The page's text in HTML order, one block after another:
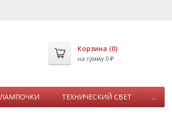
Корзина (0)
на сумму 0 ₽
ЛАМПОЧКИ ТЕХНИЧЕСКИЙ СВЕТ ...